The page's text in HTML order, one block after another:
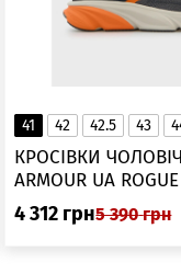
40.5
41
▲
41 42 42.5 43
КРОСІВКИ
ARMOUR UA ROGUE 6006719-
025
4 312 грн5 390 грн